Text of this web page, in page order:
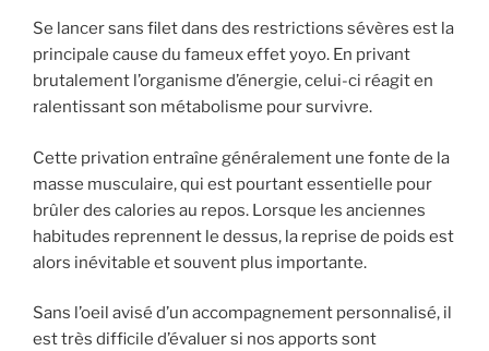
Se lancer sans filet dans des restrictions sévères est la
principale cause du fameux effet yoyo. En privant
brutalement l’organisme d’énergie, celui-ci réagit en
ralentissant son métabolisme pour survivre.
Cette privation entraîne généralement une fonte de la
masse musculaire, qui est pourtant essentielle pour
brûler des calories au repos. Lorsque les anciennes
habitudes reprennent le dessus, la reprise de poids est
alors inévitable et souvent plus importante.
Sans l’oeil avisé d’un accompagnement personnalisé, il
est très difficile d’évaluer si nos apports sont